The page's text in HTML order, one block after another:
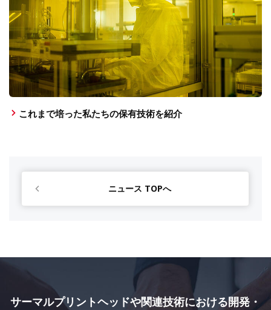
これまで培った私たちの保有技術を紹介
ニュース TOPへ
サーマルプリントヘッドや関連技術における開発・